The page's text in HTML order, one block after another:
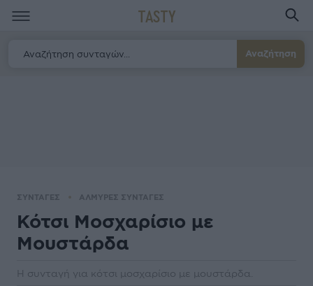
TASTY
Αναζήτηση
ΣΥΝΤΑΓΕΣ ΑΛΜΥΡΕΣ ΣΥΝΤΑΓΕΣ
Κότσι Μοσχαρίσιο με
Μουστάρδα
Η συνταγή για κότσι μοσχαρίσιο με μουστάρδα.